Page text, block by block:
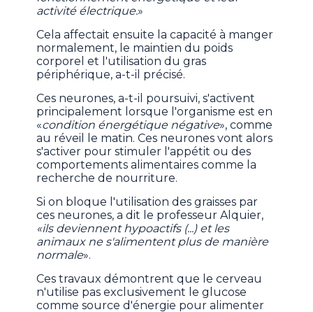
activité électrique.»
Cela affectait ensuite la capacité à manger
normalement, le maintien du poids
corporel et l'utilisation du gras
périphérique, a-t-il précisé.
Ces neurones, a-t-il poursuivi, s'activent
principalement lorsque l'organisme est en
«condition énergétique négative», comme
au réveil le matin. Ces neurones vont alors
s'activer pour stimuler l'appétit ou des
comportements alimentaires comme la
recherche de nourriture.
Si on bloque l'utilisation des graisses par
ces neurones, a dit le professeur Alquier,
«ils deviennent hypoactifs (...) et les
animaux ne s'alimentent plus de manière
normale».
Ces travaux démontrent que le cerveau
n'utilise pas exclusivement le glucose
comme source d'énergie pour alimenter